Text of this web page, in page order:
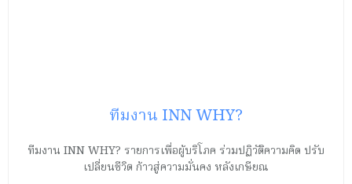
ทีมงาน INN WHY?
ทีมงาน INN WHY? รายการเพื่อผู้บริโภค ร่วมปฏิวัติความคิด ปรับ
เปลี่ยนชีวิต ก้าวสู่ความมั่นคง หลังเกษียณ